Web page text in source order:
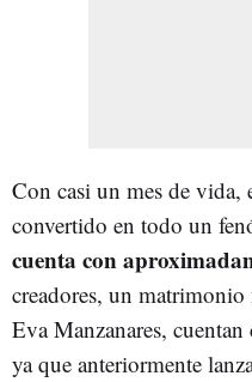
Con casi un mes de vida,
convertido en todo un
cuenta con
creadores, un
Eva Manzanares,
ya que anteriormente